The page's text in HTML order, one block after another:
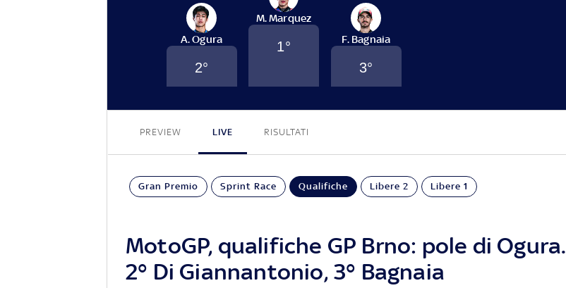
M. Marquez
1°
A. Ogura
2°
F. Bagnaia
3°
GP Repubblica Ceca
PREVIEW LIVE RISULTATI
Gran Premio Sprint Race Qualifiche Libere 2 Libere 1
MotoGP, qualifiche GP Brno: pole di Ogura.
2° Di Giannantonio, 3° Bagnaia